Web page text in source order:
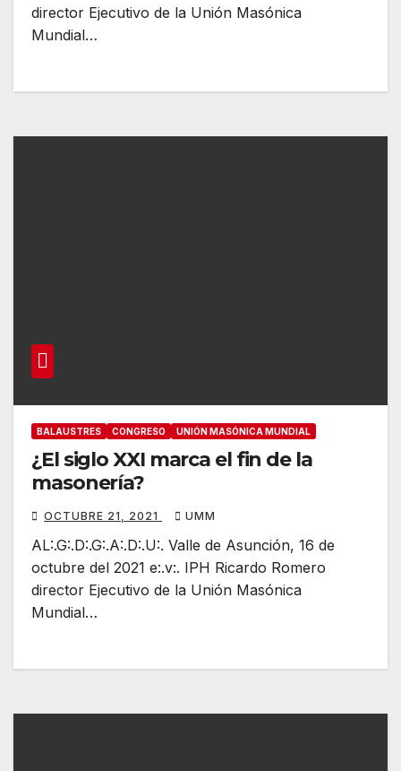
director Ejecutivo de la Unión Masónica
Mundial…
BALAUSTRES CONGRESO UNIÓN MASÓNICA MUNDIAL
¿El siglo XXI marca el fin de la
masonería?
OCTUBRE 21, 2021 UMM
AL:.G:.D:.G:.A:.D:.U:. Valle de Asunción, 16 de
octubre del 2021 e:.v:. IPH Ricardo Romero
director Ejecutivo de la Unión Masónica
Mundial…